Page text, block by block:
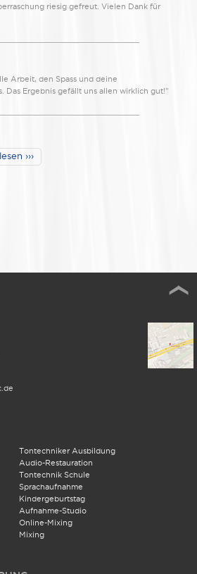
riesig gefreut. Vielen Dank für
Arbeit, den Spass und deine
Das Ergebnis gefällt uns allen wirklich gut!"
›››
Tontechniker Ausbildung
Audio-Restauration
Tontechnik Schule
Sprachaufnahme
Kindergeburtstag
Aufnahme-Studio
Online-Mixing
Mixing